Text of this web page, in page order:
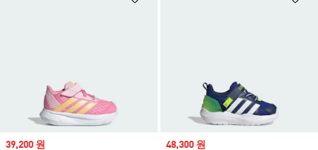
Sale price
39,200 원 Sale price
48,300 원